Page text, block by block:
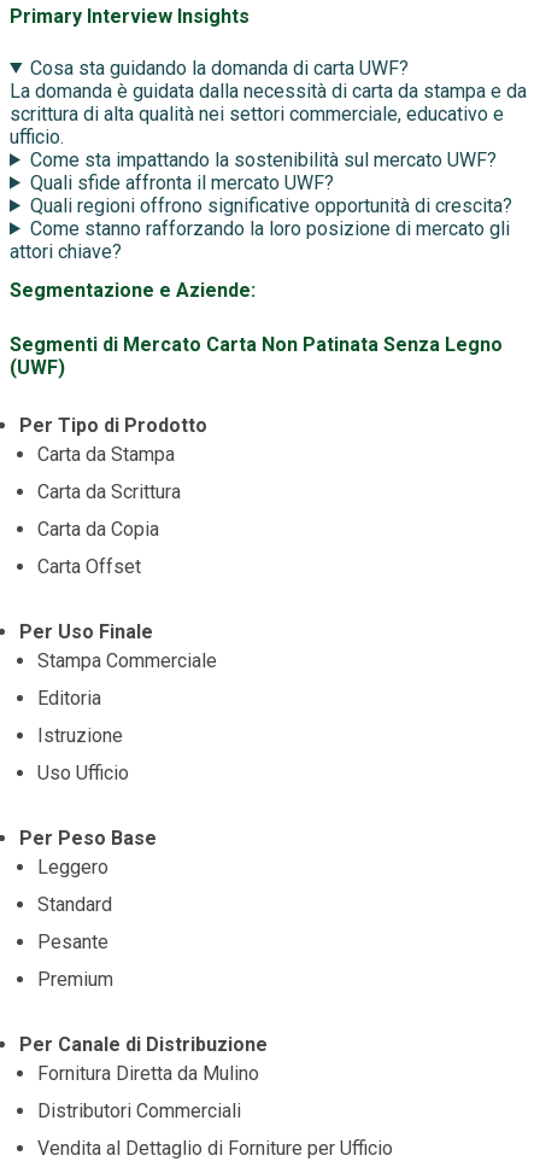
Primary Interview Insights
Cosa sta guidando la domanda di carta UWF?
La domanda è guidata dalla necessità di carta da stampa e da
scrittura di alta qualità nei settori commerciale, educativo e
ufficio.
Come sta impattando la sostenibilità sul mercato UWF?
Quali sfide affronta il mercato UWF?
Quali regioni offrono significative opportunità di crescita?
Come stanno rafforzando la loro posizione di mercato gli
attori chiave?
Segmentazione e Aziende:
Segmenti di Mercato Carta Non Patinata Senza Legno
(UWF)
Per Tipo di Prodotto
Carta da Stampa
Carta da Scrittura
Carta da Copia
Carta Offset
Per Uso Finale
Stampa Commerciale
Editoria
Istruzione
Uso Ufficio
Per Peso Base
Leggero
Standard
Pesante
Premium
Per Canale di Distribuzione
Fornitura Diretta da Mulino
Distributori Commerciali
Vendita al Dettaglio di Forniture per Ufficio